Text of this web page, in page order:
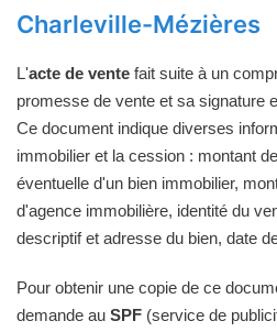
Charleville-Mézières
L'acte de vente fait suite à un
promesse de vente et sa signature
Ce document indique diverses
immobilier et la cession : montant
éventuelle d'un bien immobilier,
d'agence immobilière, identité du
descriptif et adresse du bien, date
Pour obtenir une copie de ce
demande au SPF (service de